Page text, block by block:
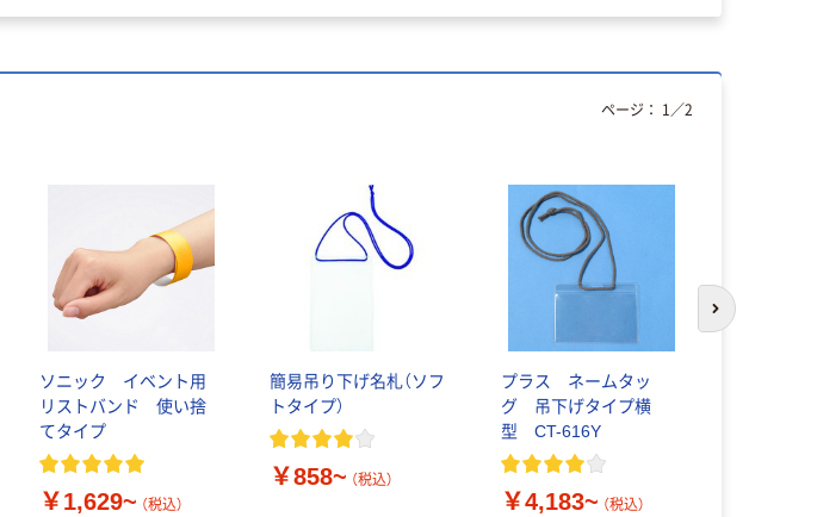
ソニック イベント用
リストバンド 使い捨
てタイプ
￥1,629~ （税込）
簡易吊り下げ名札（ソフ
トタイプ）
￥858~ （税込）
プラス ネームタッ
グ 吊下げタイプ横
型 CT-616Y
￥4,183~ （税込）
ページ： 1 ／2
次のスライド